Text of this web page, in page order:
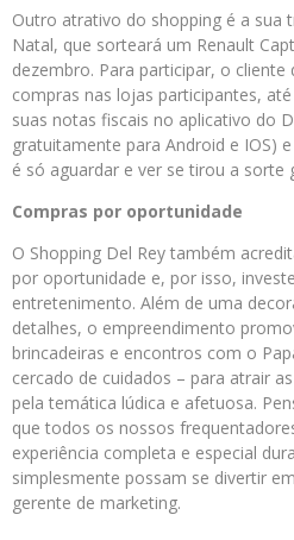
Outro atrativo do shopping é a sua
Natal, que sorteará um Renault
dezembro. Para participar, o cliente
compras nas lojas participantes,
suas notas fiscais no aplicativo do
gratuitamente para Android e IOS)
é só aguardar e ver se tirou a sorte
Compras por oportunidade
O Shopping Del Rey também
por oportunidade e, por isso,
entretenimento. Além de uma
detalhes, o empreendimento
brincadeiras e encontros com o
cercado de cuidados – para atrair
pela temática lúdica e afetuosa.
que todos os nossos
experiência completa e especial
simplesmente possam se divertir
gerente de marketing.